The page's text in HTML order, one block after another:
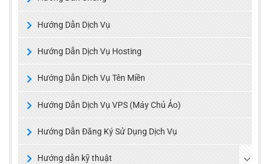
Hướng Dẫn Dịch Vụ
Hướng Dẫn Dịch Vụ Hosting
Hướng Dẫn Dịch Vụ Tên Miền
Hướng Dẫn Dịch Vụ VPS (Máy Chủ Ảo)
Hướng Dẫn Đăng Ký Sử Dụng Dịch Vụ
Hướng dẫn kỹ thuật